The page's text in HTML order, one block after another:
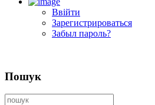
Ввійти
Зарегистрироваться
Забыл пароль?
Пошук